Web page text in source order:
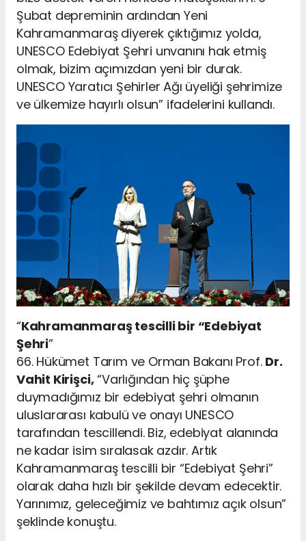
Şubat depreminin ardından Yeni
Kahramanmaraş diyerek çıktığımız yolda,
UNESCO Edebiyat Şehri unvanını hak etmiş
olmak, bizim açımızdan yeni bir durak.
UNESCO Yaratıcı Şehirler Ağı üyeliği şehrimize
ve ülkemize hayırlı olsun” ifadelerini kullandı.
“Kahramanmaraş tescilli bir “Edebiyat
Şehri”
66. Hükümet Tarım ve Orman Bakanı Prof. Dr.
Vahit Kirişci,“Varlığından hiç şüphe
duymadığımız bir edebiyat şehri olmanın
uluslararası kabulü ve onayı UNESCO
tarafından tescillendi. Biz, edebiyat alanında
ne kadar isim sıralasak azdır. Artık
Kahramanmaraş tescilli bir “Edebiyat Şehri”
olarak daha hızlı bir şekilde devam edecektir.
Yarınımız, geleceğimiz ve bahtımız açık olsun”
şeklinde konuştu.